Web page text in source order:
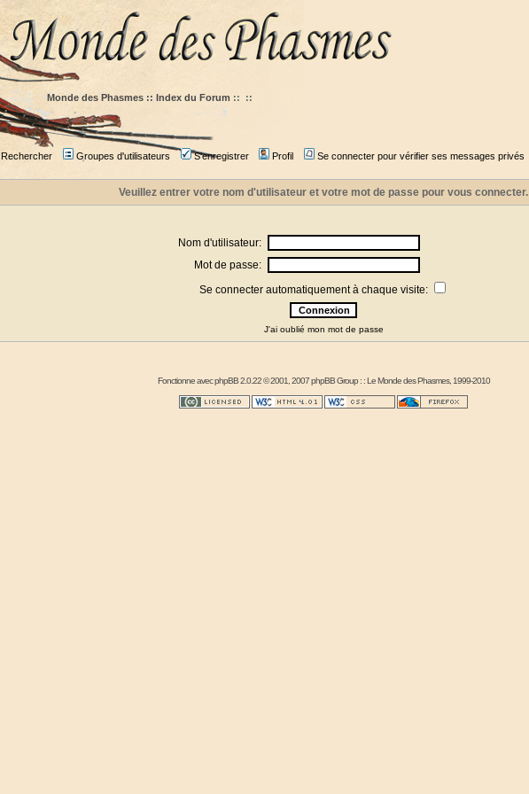
Monde des Phasmes :: Index du Forum :: ::
Rechercher Groupes d'utilisateurs S'enregistrer Profil Se connecter pour vérifier ses messages privés
Veuillez entrer votre nom d'utilisateur et votre mot de passe pour vous connecter.
Nom d'utilisateur:
Mot de passe:
Se connecter automatiquement à chaque visite:
J'ai oublié mon mot de passe
Fonctionne avecphpBB2.0.22 © 2001, 2007 phpBB Group : :Le Monde des Phasmes, 1999-2010